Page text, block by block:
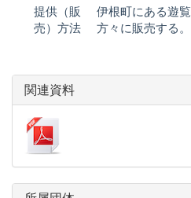
提供（販
売）方法
伊根町にある遊
方々に販売する。
関連資料